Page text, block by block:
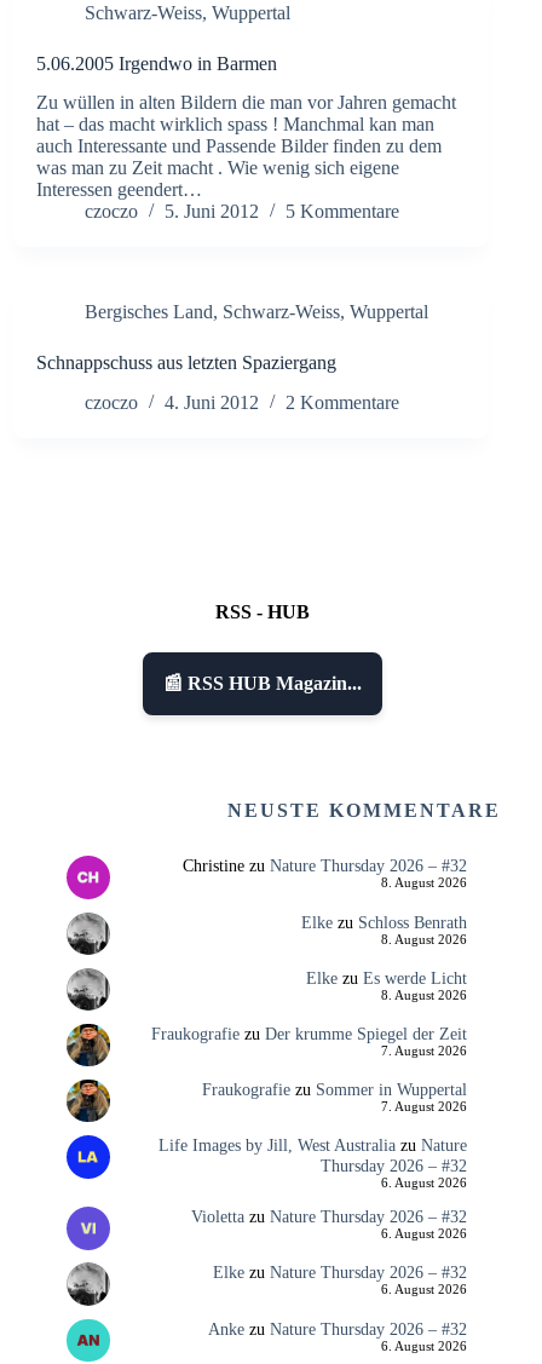
Schwarz-Weiss, Wuppertal
5.06.2005 Irgendwo in Barmen
Zu wüllen in alten Bildern die man vor Jahren gemacht
hat – das macht wirklich spass ! Manchmal kan man
auch Interessante und Passende Bilder finden zu dem
was man zu Zeit macht . Wie wenig sich eigene
Interessen geendert…
czoczo
5. Juni 2012 5 Kommentare
Bergisches Land, Schwarz-Weiss, Wuppertal
Schnappschuss aus letzten Spaziergang
czoczo
4. Juni 2012 2 Kommentare
RSS - HUB
📰 RSS HUB Magazin...
NEUSTE KOMMENTARE
Christinezu Nature Thursday 2026 – #32
8. August 2026
Elkezu Schloss Benrath
8. August 2026
Elkezu Es werde Licht
8. August 2026
Fraukografiezu Der krumme Spiegel der Zeit
7. August 2026
Fraukografiezu Sommer in Wuppertal
7. August 2026
Life Images by Jill, West Australiazu Nature
Thursday 2026 – #32
6. August 2026
Violettazu Nature Thursday 2026 – #32
6. August 2026
Elkezu Nature Thursday 2026 – #32
6. August 2026
Ankezu Nature Thursday 2026 – #32
6. August 2026